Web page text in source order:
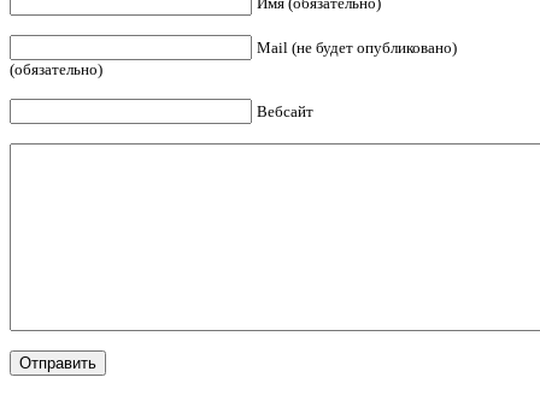
Mail (не будет опубликовано)
(обязательно)
Вебсайт